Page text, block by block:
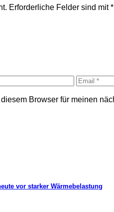
Erforderliche Felder sind mit*
Browser für meinen
vor starker Wärmebelastung